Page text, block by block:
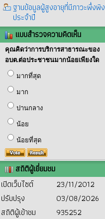
ฐานข้อมูลผู้สูงอายุที่มีภาวะพึ่งพิง
ประจำปี
แบบสำรวจความคิดเห็น
คุณคิดว่าการบริการสาธารณะของ
อบต.ต่อประชาชนมากน้อยเพียงใด
มากที่สุด
มาก
ปานกลาง
น้อย
น้อยที่สุด
สถิติผู้เยี่ยมชม
เปิดเว็บไซต์
23/11/2012
ปรับปรุง
03/08/2026
สถิติผู้เข้าชม
935252